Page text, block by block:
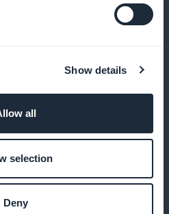
Show details
all
selection
Deny
tallentaa
jotta he voivat lukea